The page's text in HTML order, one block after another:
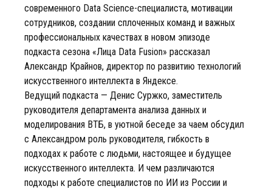
современного Data Science-специалиста, мотивации
сотрудников, создании сплоченных команд и важных
профессиональных качествах в новом эпизоде
подкаста сезона «Лица Data Fusion» рассказал
Александр Крайнов, директор по развитию технологий
искусственного интеллекта в Яндексе.
Ведущий подкаста — Денис Суржко, заместитель
руководителя департамента анализа данных и
моделирования ВТБ, в уютной беседе за чаем обсудил
с Александром роль руководителя, гибкость в
подходах к работе с людьми, настоящее и будущее
искусственного интеллекта. И чем различаются
подходы к работе специалистов по ИИ из России и